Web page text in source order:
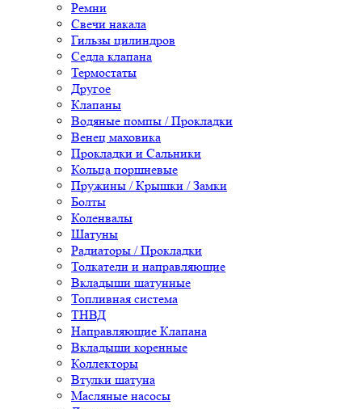
Ремни
Свечи накала
Гильзы цилиндров
Седла клапана
Термостаты
Другое
Клапаны
Водяные помпы / Прокладки
Венец маховика
Прокладки и Сальники
Кольца поршневые
Пружины / Крышки / Замки
Болты
Коленвалы
Шатуны
Радиаторы / Прокладки
Толкатели и направляющие
Вкладыши шатунные
Топливная система
ТНВД
Направляющие Клапана
Вкладыши коренные
Коллекторы
Втулки шатуна
Масляные насосы